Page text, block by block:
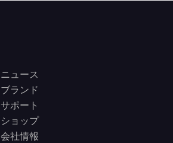
ニュース
ブランド
サポート
ショップ
会社情報